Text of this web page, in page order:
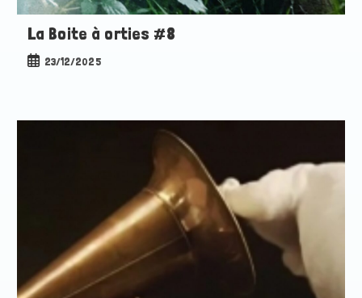
La Boite à orties #8
Publication
23/12/2025